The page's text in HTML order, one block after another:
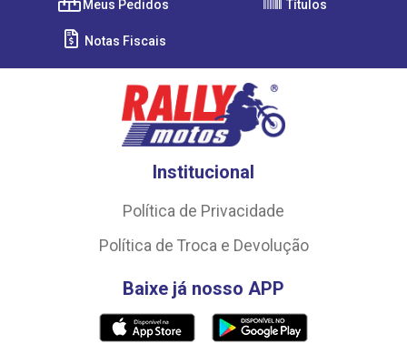
Meus Pedidos Títulos
Notas Fiscais
Institucional
Política de Privacidade
Política de Troca e Devolução
Baixe já nosso APP